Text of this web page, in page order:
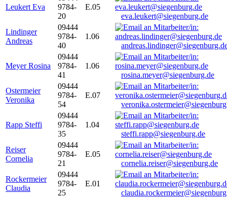
Leukert Eva
9784-
20
E.05
eva.leukert@siegenburg.de
Lindinger
Andreas
09444
9784-
40
1.06
Meyer Rosina
09444
9784-
41
1.06
rosina.meyer@siegenburg.de
Ostermeier
Veronika
09444
9784-
54
E.07
Rapp Steffi
09444
9784-
35
1.04
steffi.rapp@siegenburg.de
Reiser
Cornelia
09444
9784-
21
E.05
cornelia.reiser@siegenburg.de
Rockermeier
Claudia
09444
9784-
25
E.01